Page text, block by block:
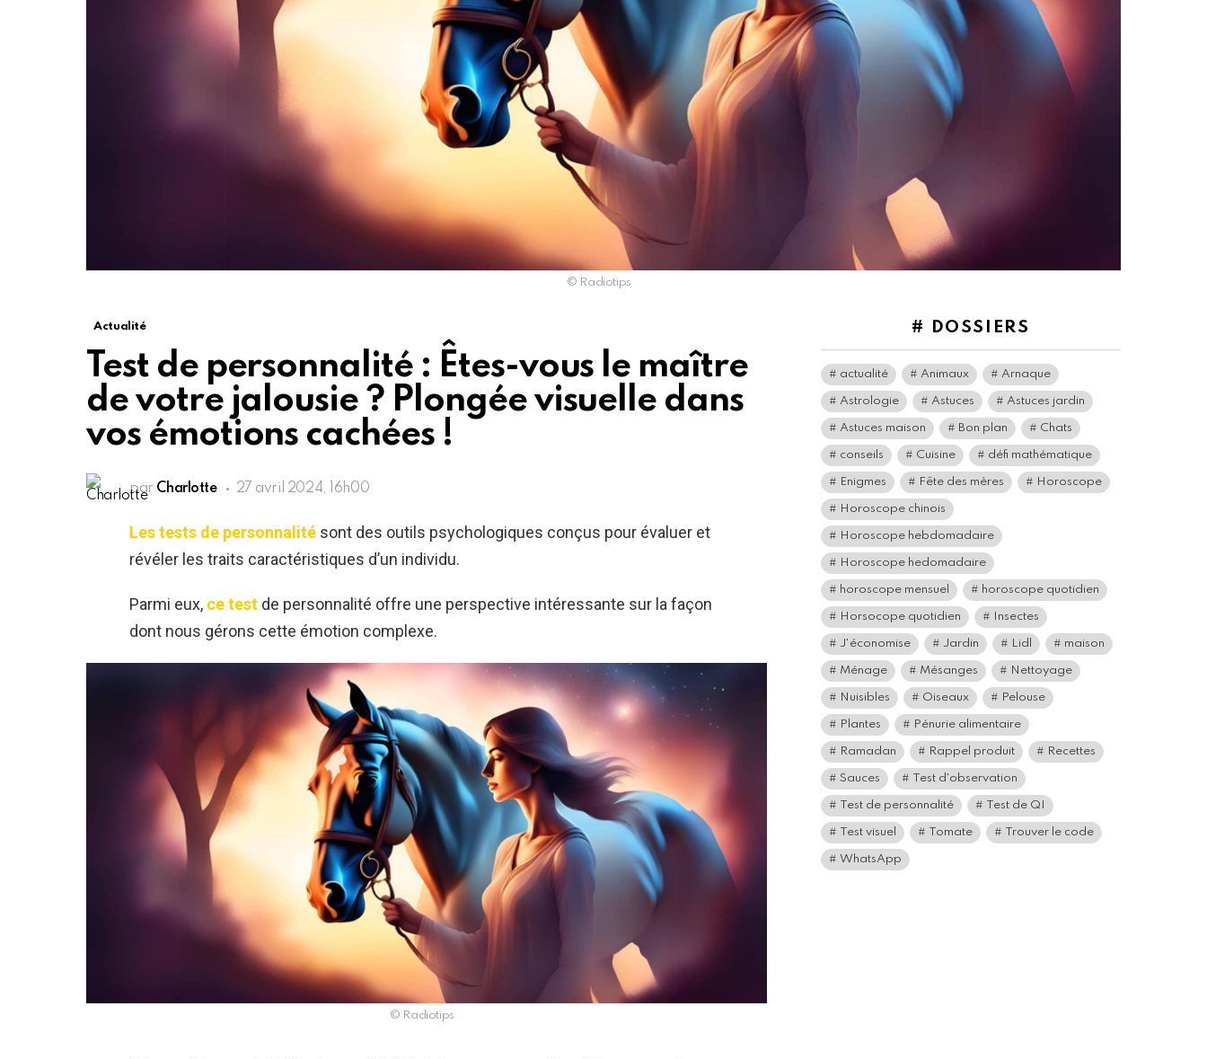
© Radiotips
Actualité
Test de personnalité : Êtes-vous le maître
de votre jalousie ? Plongée visuelle dans
vos émotions cachées !
par Charlotte 27 avril 2024, 16h00
Les tests de personnalité sont des outils psychologiques conçus pour évaluer et
révéler les traits caractéristiques d’un individu.
Parmi eux, ce test de personnalité offre une perspective intéressante sur la façon
dont nous gérons cette émotion complexe.
© Radiotips
# DOSSIERS
actualité Animaux Arnaque
Astrologie Astuces Astuces jardin
Astuces maison Bon plan Chats
conseils Cuisine défi mathématique
Enigmes Fête des mères Horoscope
Horoscope chinois
Horoscope hebdomadaire
Horoscope hedomadaire
horoscope mensuel horoscope quotidien
Horsocope quotidien Insectes
J'économise Jardin Lidl maison
Ménage Mésanges Nettoyage
Nuisibles Oiseaux Pelouse
Plantes Pénurie alimentaire
Ramadan Rappel produit Recettes
Sauces Test d'observation
Test de personnalité Test de QI
Test visuel Tomate Trouver le code
WhatsApp